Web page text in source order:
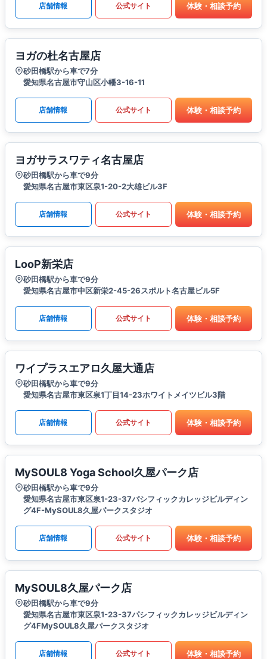
店舗情報 公式サイト 体験・相談予約
ヨガの杜名古屋店
砂田橋駅から車で7分
愛知県名古屋市守山区小幡3-16-11
店舗情報 公式サイト 体験・相談予約
ヨガサラスワティ名古屋店
砂田橋駅から車で9分
愛知県名古屋市東区泉1-20-2大雄ビル3F
店舗情報 公式サイト 体験・相談予約
LooP新栄店
砂田橋駅から車で9分
愛知県名古屋市中区新栄2-45-26スポルト名古屋ビル5F
店舗情報 公式サイト 体験・相談予約
ワイプラスエアロ久屋大通店
砂田橋駅から車で9分
愛知県名古屋市東区泉1丁目14-23ホワイトメイツビル3階
店舗情報 公式サイト 体験・相談予約
MySOUL8 Yoga School久屋パーク店
砂田橋駅から車で9分
愛知県名古屋市東区泉1-23-37パシフィックカレッジビルディン
グ4F-MySOUL8久屋パークスタジオ
店舗情報 公式サイト 体験・相談予約
MySOUL8久屋パーク店
砂田橋駅から車で9分
愛知県名古屋市東区泉1-23-37パシフィックカレッジビルディン
グ4FMySOUL8久屋パークスタジオ
店舗情報 公式サイト 体験・相談予約